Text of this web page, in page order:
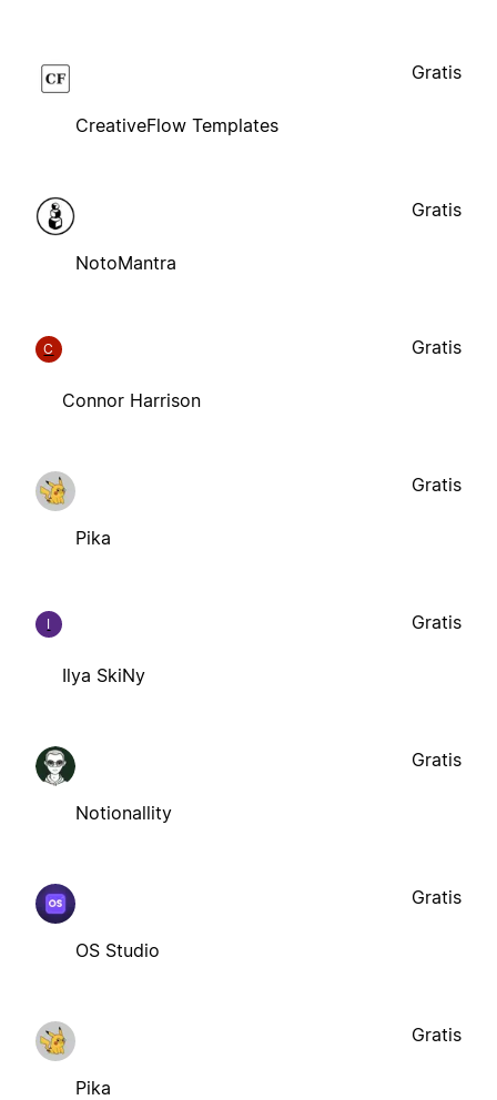
CreativeFlow Templates
Gratis
NotoMantra
Gratis
C
Connor Harrison
Gratis
Pika
Gratis
I
Ilya SkiNy
Gratis
Notionallity
Gratis
OS Studio
Gratis
Pika
Gratis